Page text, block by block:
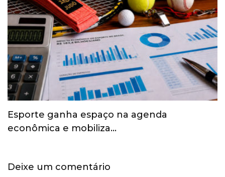
Esporte ganha espaço na agenda
econômica e mobiliza…
Deixe um comentário